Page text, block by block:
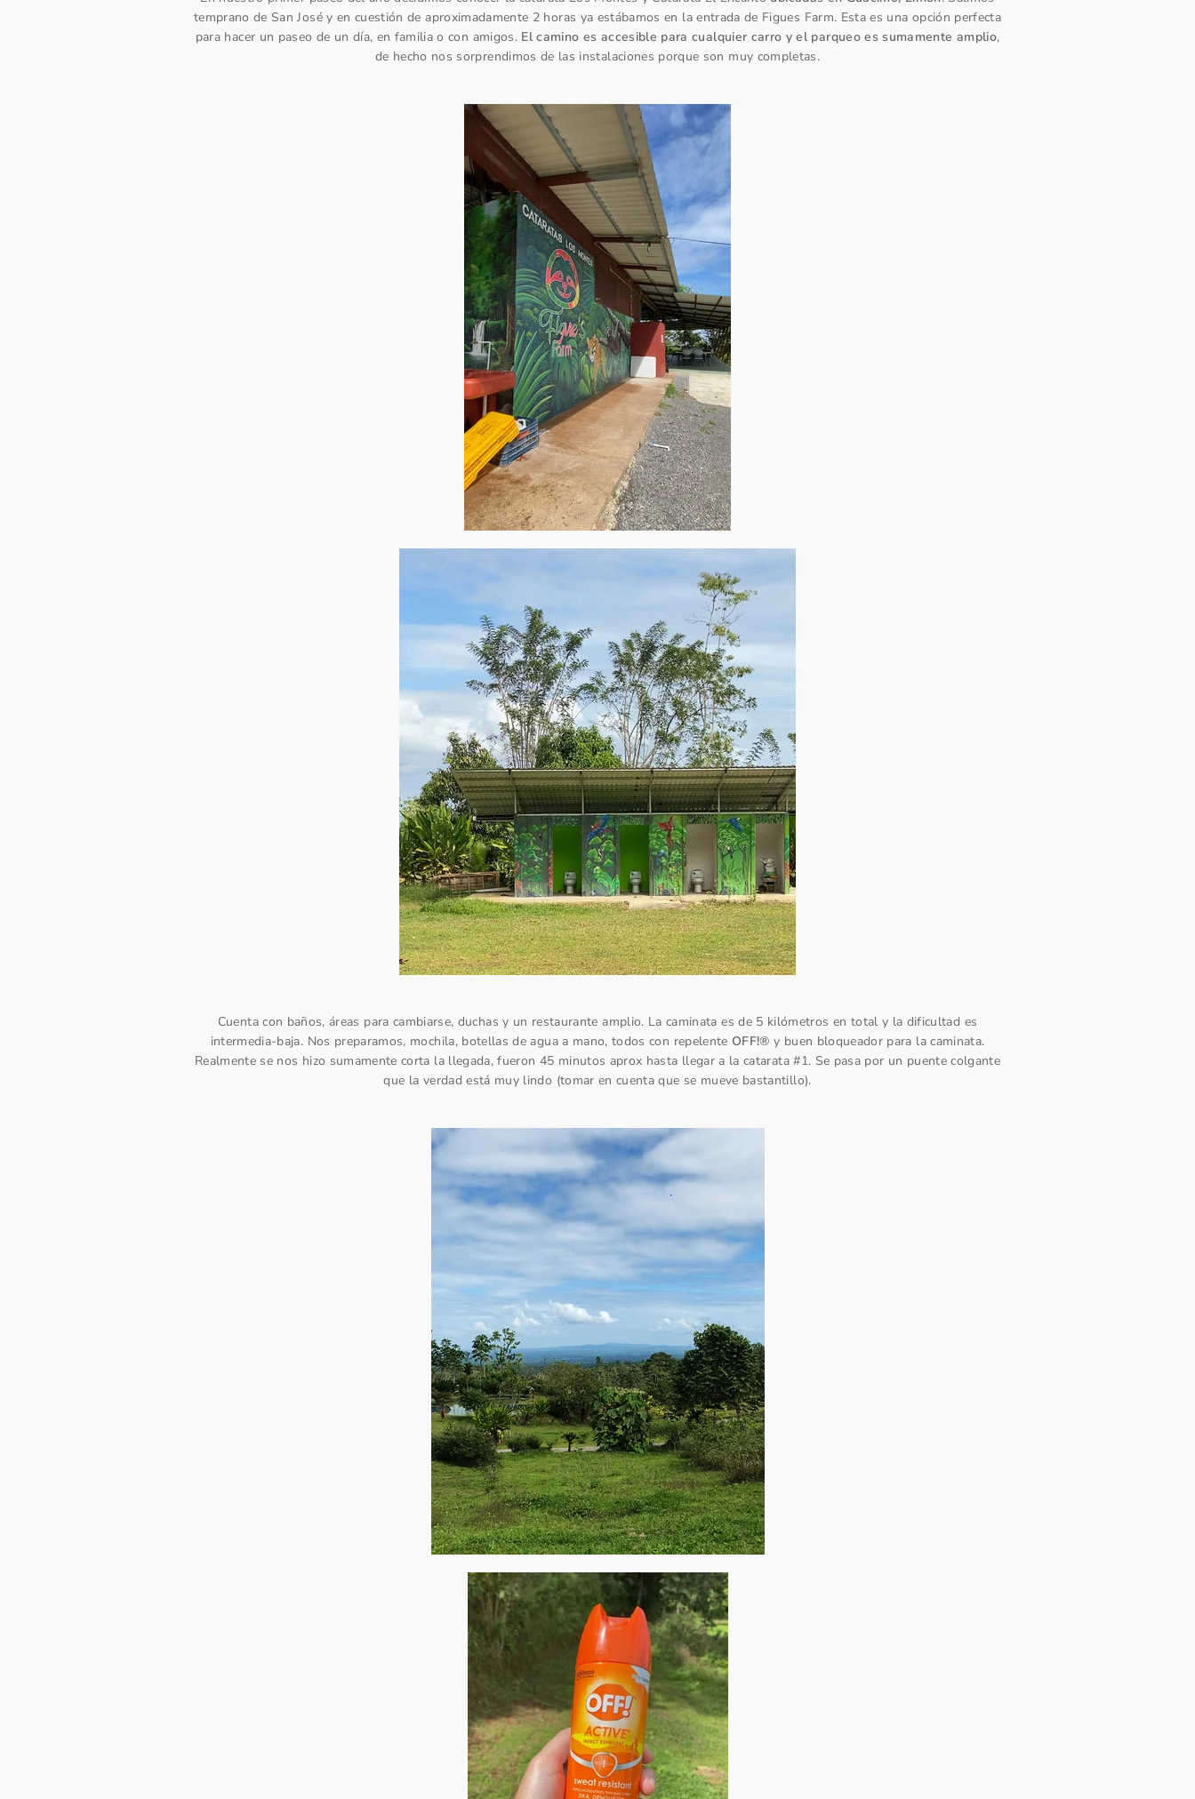
temprano de San José y en cuestión de aproximadamente 2 horas ya estábamos en la entrada de Figues Farm. Esta es una opción perfecta
para hacer un paseo de un día, en familia o con amigos. El camino es accesible para cualquier carro y el parqueo es sumamente amplio,
de hecho nos sorprendimos de las instalaciones porque son muy completas.
Cuenta con baños, áreas para cambiarse, duchas y un restaurante amplio. La caminata es de 5 kilómetros en total y la dificultad es
intermedia-baja. Nos preparamos, mochila, botellas de agua a mano, todos con repelente OFF!®y buen bloqueador para la caminata.
Realmente se nos hizo sumamente corta la llegada, fueron 45 minutos aprox hasta llegar a la catarata #1. Se pasa por un puente colgante
que la verdad está muy lindo (tomar en cuenta que se mueve bastantillo).